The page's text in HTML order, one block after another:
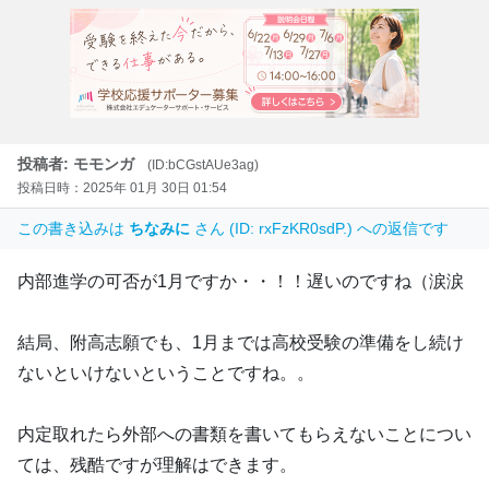
投稿者: モモンガ
(ID:bCGstAUe3ag)
投稿日時：2025年 01月 30日 01:54
この書き込みは ちなみに さん (ID: rxFzKR0sdP.) への返信です
内部進学の可否が1月ですか・・！！遅いのですね（涙涙
結局、附高志願でも、1月までは高校受験の準備をし続け
ないといけないということですね。。
内定取れたら外部への書類を書いてもらえないことについ
ては、残酷ですが理解はできます。